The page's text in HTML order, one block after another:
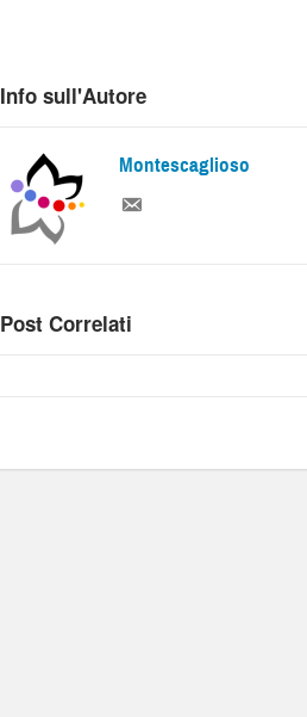
Info sull'Autore
Montescaglioso
Post Correlati